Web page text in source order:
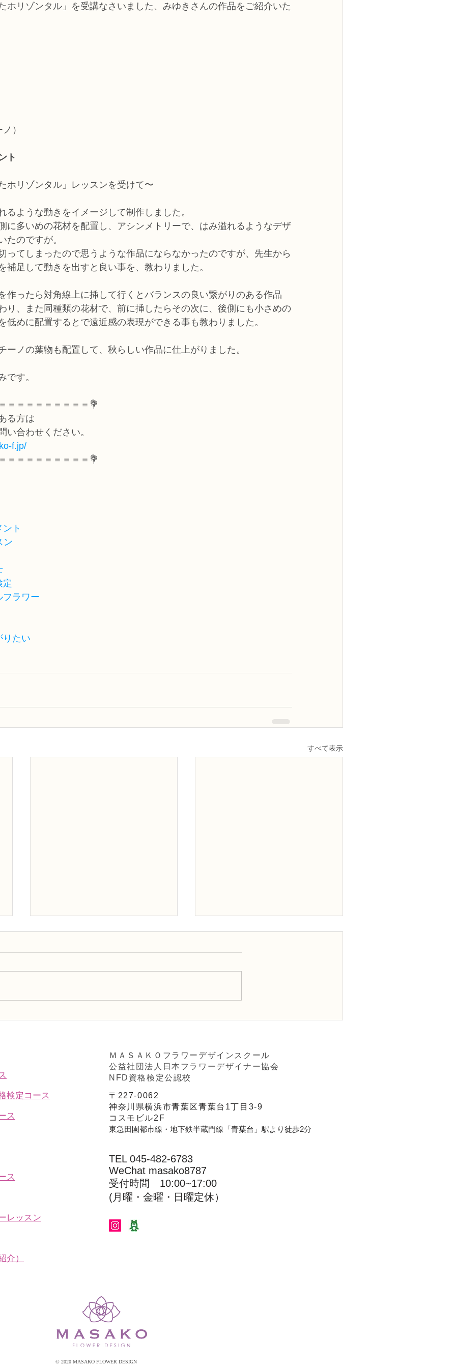
ホリゾンタル」を受講なさいました、みゆきさんの作品をご紹介いた
）
ト
ホリゾンタル」レッスンを受けて〜
るような動きをイメージして制作しました。
に多いめの花材を配置し、アシンメトリーで、はみ溢れるようなデザ
たのですが。
ってしまったので思うような作品にならなかったのですが、先生から
補足して動きを出すと良い事を、教わりました。
作ったら対角線上に挿して行くとバランスの良い繋がりのある作品
り、また同種類の花材で、前に挿したらその次に、後側にも小さめの
低めに配置するとで遠近感の表現ができる事も教わりました。
ーノの葉物も配置して、秋らしい作品に仕上がりました。
です。
＝＝＝＝＝＝＝＝＝💐
る方は
い合わせください。
f.jp/
＝＝＝＝＝＝＝＝＝💐
ト
ン
定
フラワー
りたい
すべて表示
検定コース
ス
ス
レッスン
介）
ＭＡＳＡＫＯフラワーデザインスクール
公益社団法人日本フラワーデザイナー協会
NFD資格検定公認校
〒227-0062
神奈川県横浜市青葉区青葉台1丁目3-9
コスモビル2F
東急田園都市線・地下鉄半蔵門線「青葉台」駅より徒歩2分
TEL 045-482-6783
WeChat masako8787
受付時間 10:00~17:00​​​
(​月曜・金曜・日曜定休）
© 2020 MASAKO FLOWER DESIGN